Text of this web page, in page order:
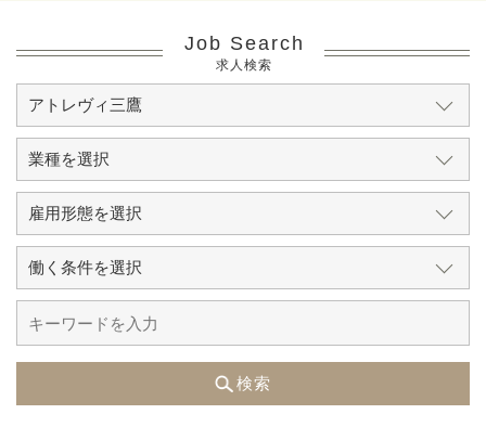
Job Search
求人検索
検索